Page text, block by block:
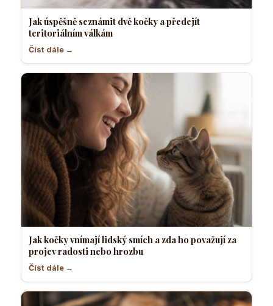
Jak úspěšně seznámit dvě kočky a předejít
teritoriálním válkám
Číst dále →
Jak kočky vnímají lidský smích a zda ho považují za
projev radosti nebo hrozbu
Číst dále →